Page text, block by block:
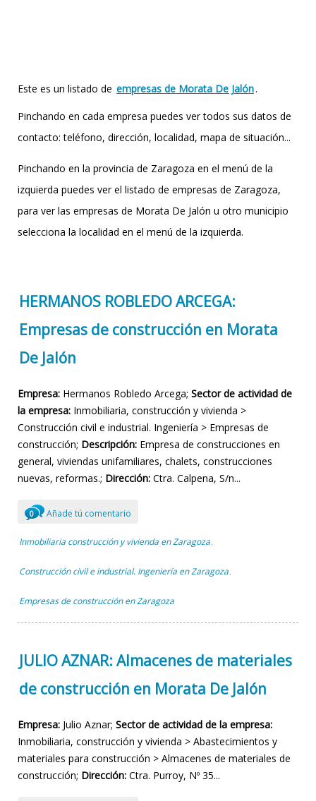
Este es un listado de empresas de Morata De Jalón.
Pinchando en cada empresa puedes ver todos sus datos de
contacto: teléfono, dirección, localidad, mapa de situación...
Pinchando en la provincia de Zaragoza en el menú de la
izquierda puedes ver el listado de empresas de Zaragoza,
para ver las empresas de Morata De Jalón u otro municipio
selecciona la localidad en el menú de la izquierda.
HERMANOS ROBLEDO ARCEGA:
Empresas de construcción en Morata
De Jalón
Empresa: Hermanos Robledo Arcega; Sector de actividad de
la empresa: Inmobiliaria, construcción y vivienda >
Construcción civil e industrial. Ingeniería > Empresas de
construcción; Descripción: Empresa de construcciones en
general, viviendas unifamiliares, chalets, construcciones
nuevas, reformas.; Dirección: Ctra. Calpena, S/n...
0 Añade tú comentario
Inmobiliaria construcción y vivienda en Zaragoza ,
Construcción civil e industrial. Ingeniería en Zaragoza ,
Empresas de construcción en Zaragoza
JULIO AZNAR: Almacenes de materiales
de construcción en Morata De Jalón
Empresa: Julio Aznar; Sector de actividad de la empresa:
Inmobiliaria, construcción y vivienda > Abastecimientos y
materiales para construcción > Almacenes de materiales de
construcción; Dirección: Ctra. Purroy, Nº 35...